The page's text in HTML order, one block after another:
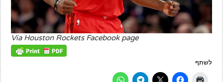
Via Houston Rockets Facebook page
לשתף